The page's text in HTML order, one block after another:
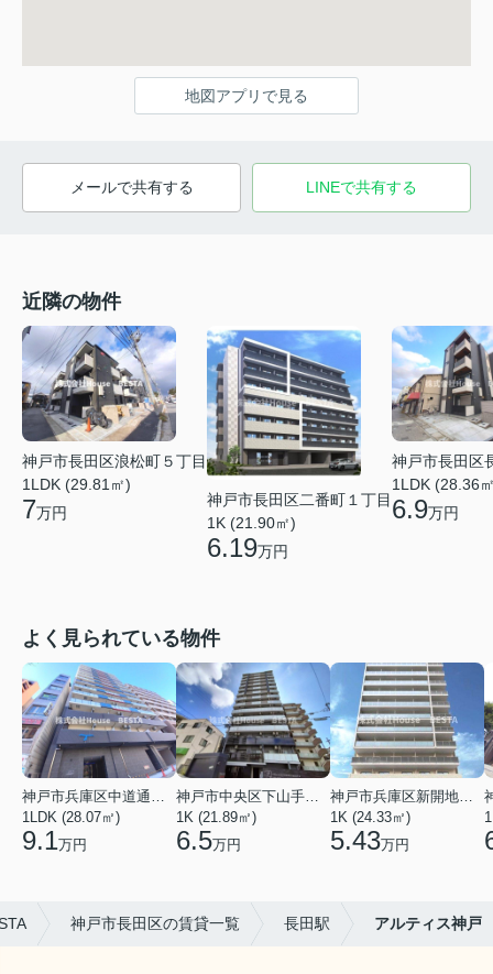
地図アプリで見る
メールで共有する LINEで共有する
近隣の物件
神戸市長田区浪松町５丁目
1LDK (29.81㎡)
7万円
神戸市長田区二番町１丁目
1K (21.90㎡)
6.19万円
神戸市長田区
1LDK (28.36
6.9万円
よく見られている物件
1LDK (28.07㎡)
9.1万円
1K (21.89㎡)
6.5万円
1K (24.33㎡)
5.43万円
神戸市長田区の賃貸一覧 長田駅 アルティス神戸